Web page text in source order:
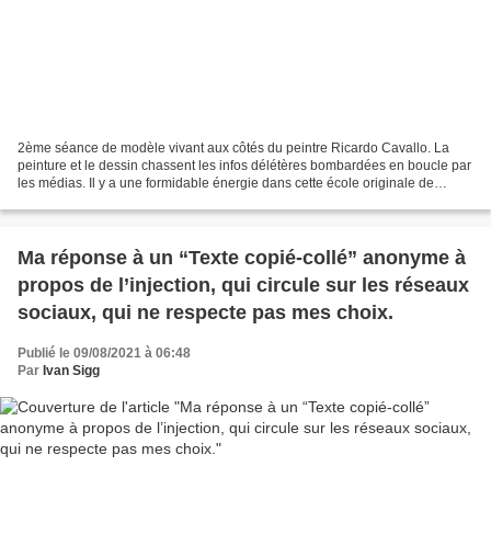
2ème séance de modèle vivant aux côtés du peintre Ricardo Cavallo. La
peinture et le dessin chassent les infos délétères bombardées en boucle par
les médias. Il y a une formidable énergie dans cette école originale de
Ma réponse à un “Texte copié-collé” anonyme à
propos de l’injection, qui circule sur les réseaux
sociaux, qui ne respecte pas mes choix.
Publié le 09/08/2021 à 06:48
Par Ivan Sigg